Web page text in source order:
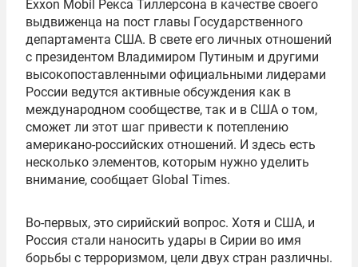
Exxon Mobil Рекса Тиллерсона в качестве своего
выдвиженца на пост главы Государственного
департамента США. В свете его личных отношений
с президентом Владимиром Путиным и другими
высокопоставленными официальными лидерами
России ведутся активные обсуждения как в
международном сообществе, так и в США о том,
сможет ли этот шаг привести к потеплению
американо-российских отношений. И здесь есть
несколько элементов, которым нужно уделить
внимание, сообщает Global Times.
Во-первых, это сирийский вопрос. Хотя и США, и
Россия стали наносить удары в Сирии во имя
борьбы с терроризмом, цели двух стран различны.